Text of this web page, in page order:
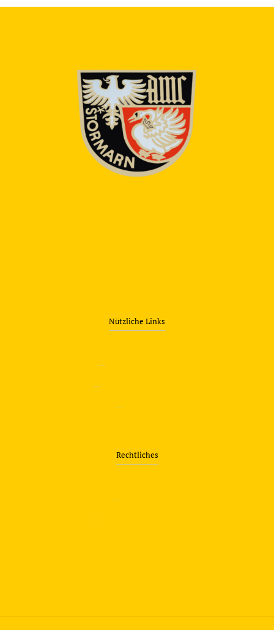
Nützliche Links
—
—
—
Rechtliches
—
—